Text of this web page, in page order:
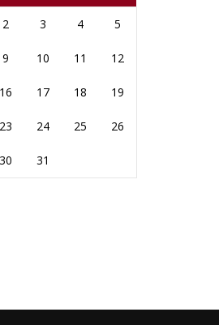
2 3 4 5
9 10 11 12
16 17 18 19
23 24 25 26
30 31